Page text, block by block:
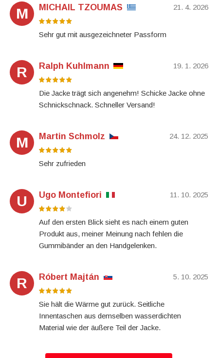
M 21. 4. 2026
MICHAIL TZOUMAS
Sehr gut mit ausgezeichneter Passform
R 19. 1. 2026
Ralph Kuhlmann
Die Jacke trägt sich angenehm! Schicke Jacke ohne
Schnickschnack. Schneller Versand!
M 24. 12. 2025
Martin Schmolz
Sehr zufrieden
U 11. 10. 2025
Ugo Montefiori
Auf den ersten Blick sieht es nach einem guten
Produkt aus, meiner Meinung nach fehlen die
Gummibänder an den Handgelenken.
R 5. 10. 2025
Róbert Majtán
Sie hält die Wärme gut zurück. Seitliche
Innentaschen aus demselben wasserdichten
Material wie der äußere Teil der Jacke.